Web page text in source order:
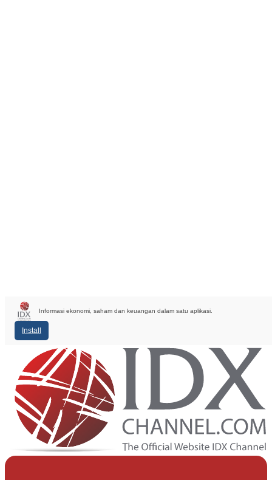
Informasi ekonomi, saham dan keuangan dalam satu aplikasi.
Install